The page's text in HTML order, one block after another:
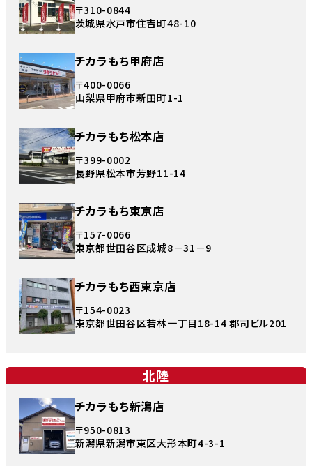
〒310-0844
茨城県水戸市住吉町48-10
チカラもち甲府店
〒400-0066
山梨県甲府市新田町1-1
チカラもち松本店
〒399-0002
長野県松本市芳野11-14
チカラもち東京店
〒157-0066
東京都世田谷区成城8－31－9
チカラもち西東京店
〒154-0023
東京都世田谷区若林一丁目18-14 郡司ビル201
北陸
チカラもち新潟店
〒950-0813
新潟県新潟市東区大形本町4-3-1